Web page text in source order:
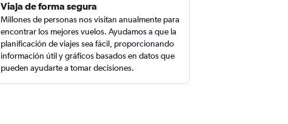
Viaja de forma segura
Millones de personas nos visitan anualmente para
encontrar los mejores vuelos. Ayudamos a que la
planificación de viajes sea fácil, proporcionando
información útil y gráficos basados en datos que
pueden ayudarte a tomar decisiones.